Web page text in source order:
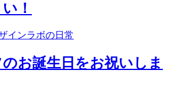
！
インラボの日常
お誕生日をお祝いしま